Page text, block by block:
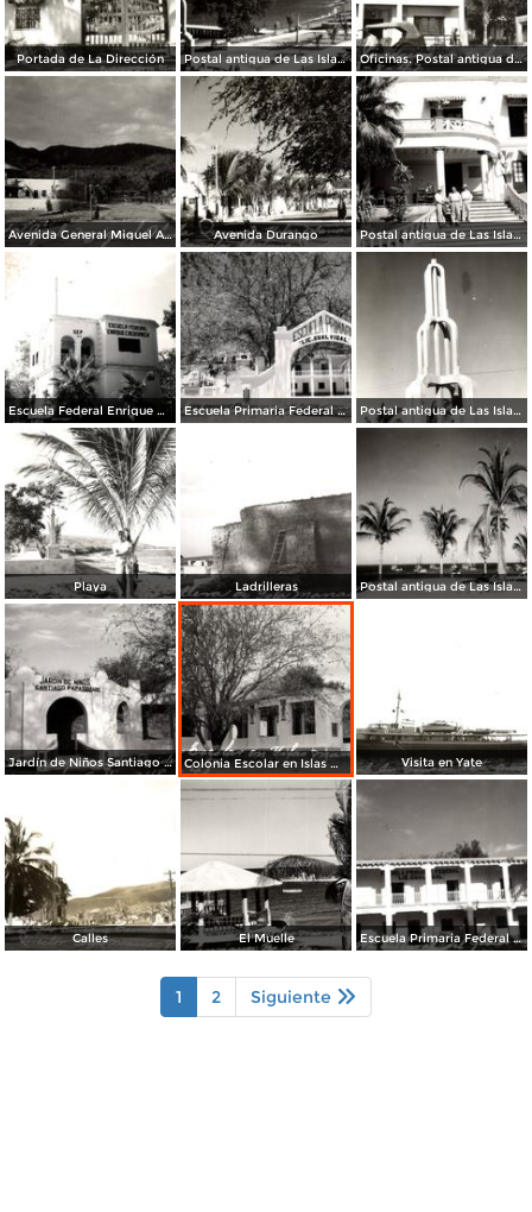
Portada de La Dirección Postal antigua de Las Islas Marías Oficinas. Postal antigua de Las Islas Marías 28-8-47
Avenida General Miguel Alemán Avenida Durango Postal antigua de Las Islas Marías
Escuela Federal Enrique Crebsamen Escuela Primaria Federal Lic. Gual Vidal Postal antigua de Las Islas Marías
Playa Ladrilleras Postal antigua de Las Islas Marías 5-24-48
Jardín de Niños Santiago Papasquiaro Colonia Escolar en Islas Marías Visita en Yate
Calles El Muelle Escuela Primaria Federal Lic. Gual Vidal
1 2 Siguiente